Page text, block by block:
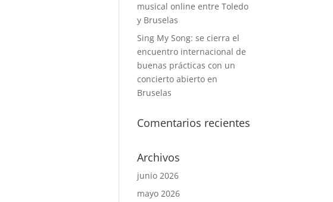
musical online entre Toledo
y Bruselas
Sing My Song: se cierra el
encuentro internacional de
buenas prácticas con un
concierto abierto en
Bruselas
Comentarios recientes
Archivos
junio 2026
mayo 2026